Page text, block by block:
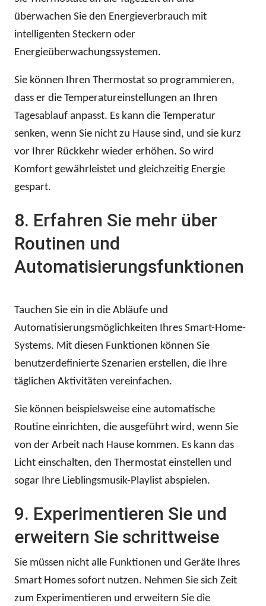
überwachen Sie den Energieverbrauch mit
intelligenten Steckern oder
Energieüberwachungssystemen.
Sie können Ihren Thermostat so programmieren,
dass er die Temperatureinstellungen an Ihren
Tagesablauf anpasst. Es kann die Temperatur
senken, wenn Sie nicht zu Hause sind, und sie kurz
vor Ihrer Rückkehr wieder erhöhen. So wird
Komfort gewährleistet und gleichzeitig Energie
gespart.
8. Erfahren Sie mehr über
Routinen und
Automatisierungsfunktionen
Tauchen Sie ein in die Abläufe und
Automatisierungsmöglichkeiten Ihres Smart-Home-
Systems. Mit diesen Funktionen können Sie
benutzerdefinierte Szenarien erstellen, die Ihre
täglichen Aktivitäten vereinfachen.
Sie können beispielsweise eine automatische
Routine einrichten, die ausgeführt wird, wenn Sie
von der Arbeit nach Hause kommen. Es kann das
Licht einschalten, den Thermostat einstellen und
sogar Ihre Lieblingsmusik-Playlist abspielen.
9. Experimentieren Sie und
erweitern Sie schrittweise
Sie müssen nicht alle Funktionen und Geräte Ihres
Smart Homes sofort nutzen. Nehmen Sie sich Zeit
zum Experimentieren und erweitern Sie die